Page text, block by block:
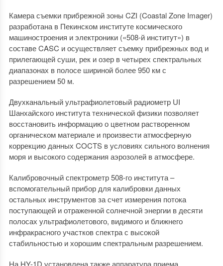
Камера съемки прибрежной зоны CZI (Coastal Zone Imager)
разработана в Пекинском институте космического
машиностроения и электроники («508-й институт») в
составе CASC и осуществляет съемку прибрежных вод и
прилегающей суши, рек и озер в четырех спектральных
диапазонах в полосе шириной более 950 км с
разрешением 50 м.
Двухканальный ультрафиолетовый радиометр UI
Шанхайского института технической физики позволяет
восстановить информацию о цветном растворенном
органическом материале и произвести атмосферную
коррекцию данных COCTS в условиях сильного волнения
моря и высокого содержания аэрозолей в атмосфере.
Калибровочный спектрометр 508-го института –
вспомогательный прибор для калибровки данных
остальных инструментов за счет измерения потока
поступающей и отраженной солнечной энергии в десяти
полосах ультрафиолетового, видимого и ближнего
инфракрасного участков спектра с высокой
стабильностью и хорошим спектральным разрешением.
На HY-1D установлена также аппаратура приема